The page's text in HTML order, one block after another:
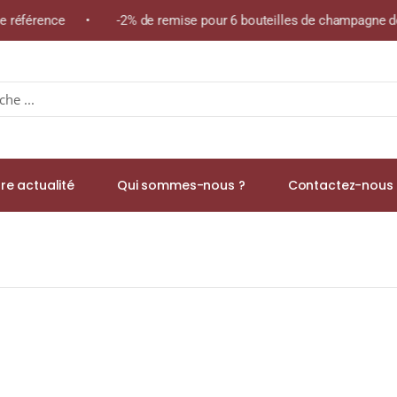
• -2% de remise pour 6 bouteilles de champagne de
actualité Qui sommes-nous ? Contactez-nous